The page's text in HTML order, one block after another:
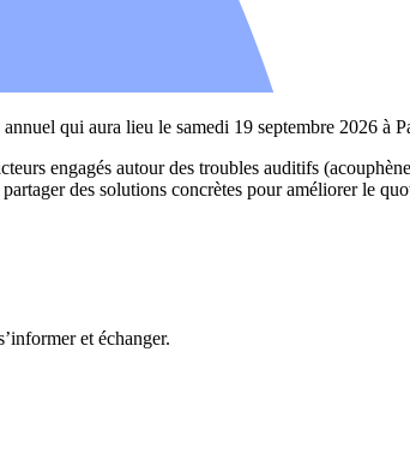
qui aura lieu le samedi 19 septembre 2026 à
engagés autour des troubles auditifs
des solutions concrètes pour améliorer le
et échanger.